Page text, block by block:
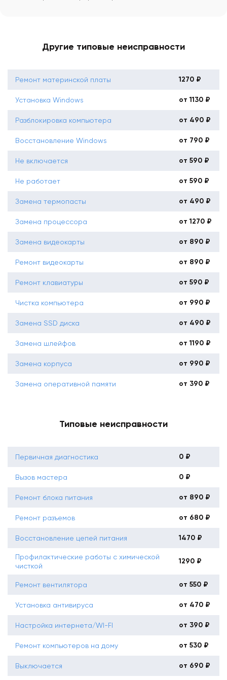
Другие типовые неисправности
Ремонт материнской платы 1270 ₽
Установка Windows от 1130 ₽
Разблокировка компьютера от 490 ₽
Восстановление Windows от 790 ₽
Не включается от 590 ₽
Не работает от 590 ₽
Замена термопасты от 490 ₽
Замена процессора от 1270 ₽
Замена видеокарты от 890 ₽
Ремонт видеокарты от 890 ₽
Ремонт клавиатуры от 590 ₽
Чистка компьютера от 990 ₽
Замена SSD диска от 490 ₽
Замена шлейфов от 1190 ₽
Замена корпуса от 990 ₽
Замена оперативной памяти от 390 ₽
Типовые неисправности
Первичная диагностика 0 ₽
Вызов мастера 0 ₽
Ремонт блока питания от 890 ₽
Ремонт разъемов от 680 ₽
Восстановление цепей питания 1470 ₽
Профилактические работы с химической
чисткой
1290 ₽
Ремонт вентилятора от 550 ₽
Установка антивируса от 470 ₽
Настройка интернета/WI-FI от 390 ₽
Ремонт компьютеров на дому от 530 ₽
Выключается от 690 ₽